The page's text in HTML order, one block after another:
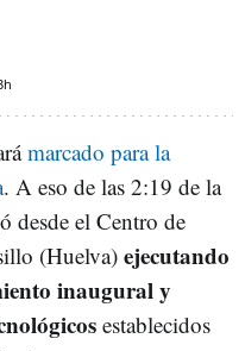
marcado para la
. A eso de las 2:19 de la
desde el Centro de
(Huelva) ejecutando
inaugural y
establecidos